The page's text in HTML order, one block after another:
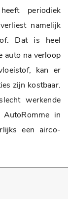
periodiek
namelijk
Dat is heel
auto na verloop
kan er
zijn kostbaar.
werkende
in
een airco-